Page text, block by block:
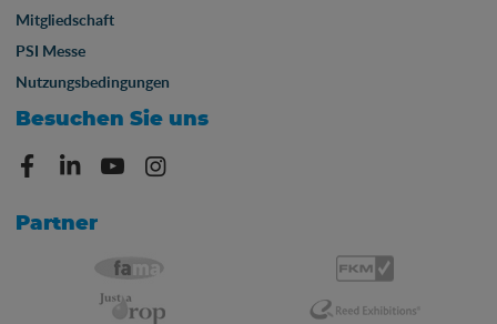
Mitgliedschaft
PSI Messe
Nutzungsbedingungen
Besuchen Sie uns
Partner